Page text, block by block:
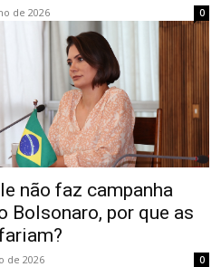
de 2026 0
não faz campanha
Bolsonaro, por que as
de 2026 0